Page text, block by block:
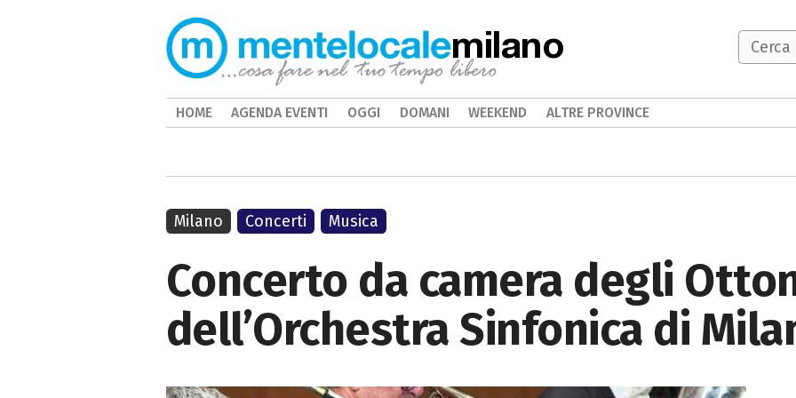
Concerto da camera degli
dell’Orchestra Sinfonica di
Milano Concerti Musica
milano
HOME AGENDA EVENTI OGGI DOMANI WEEKEND ALTRE PROVINCE